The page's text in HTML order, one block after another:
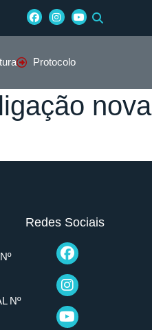
Protocolo
nova
Nº
Redes Sociais